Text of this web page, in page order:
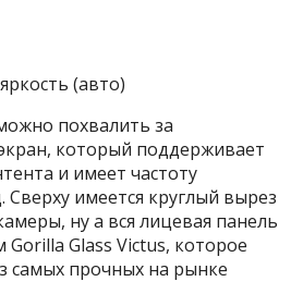
(авто)
похвалить за
который поддерживает
и имеет частоту
Сверху имеется круглый вырез
ну а вся лицевая панель
Glass Victus, которое
самых прочных на рынке